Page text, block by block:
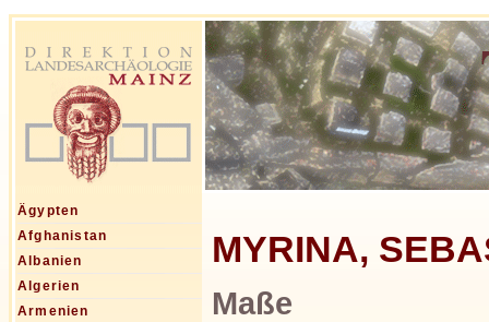
Ägypten
Afghanistan
Albanien
Algerien
Armenien
MYRINA,
Maße